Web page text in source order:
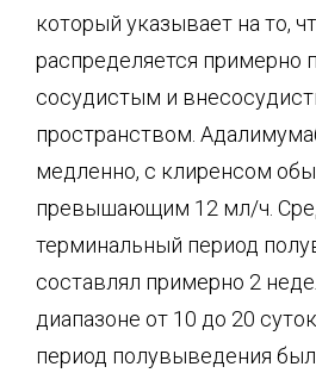
который указывает на то,
распределяется примерно
сосудистым и
пространством.
медленно, с клиренсом
превышающим 12 мл/ч.
терминальный период
составлял примерно 2
диапазоне от 10 до 20
период полувыведения